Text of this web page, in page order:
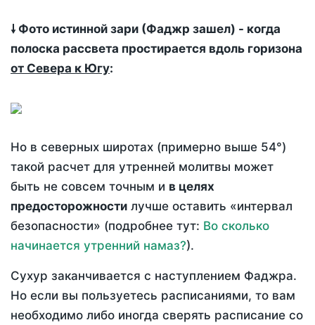
🠗 Фото истинной зари (Фаджр зашел) - когда
полоска рассвета простирается вдоль горизона
от Севера к Югу:
Но в северных широтах (примерно выше 54°)
такой расчет для утренней молитвы может
быть не совсем точным и в целях
предосторожности лучше оставить «интервал
безопасности» (подробнее тут: Во сколько
начинается утренний намаз?).
Сухур заканчивается с наступлением Фаджра.
Но если вы пользуетесь расписаниями, то вам
необходимо либо иногда сверять расписание со